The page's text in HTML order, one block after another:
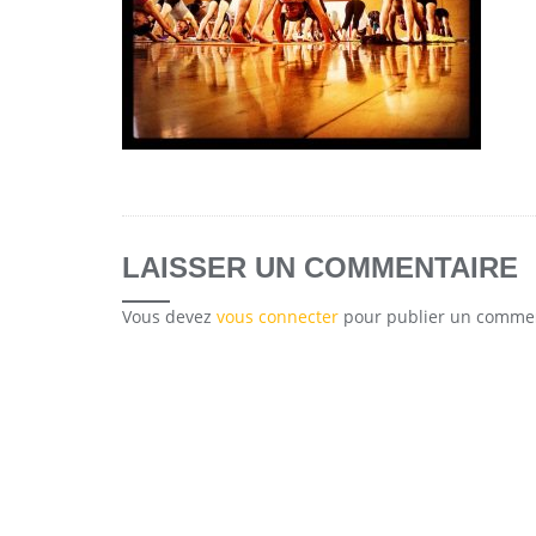
LAISSER UN COMMENTAIRE
Vous devez vous connecter pour publier un